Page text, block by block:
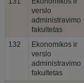
verslo
administravimo
fakultetas
132
Ekonomikos ir
verslo
administravimo
fakultetas